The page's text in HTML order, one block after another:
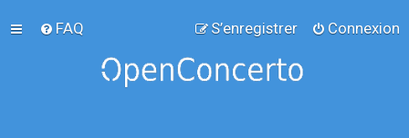
FAQ Connexion
S’enregistrer